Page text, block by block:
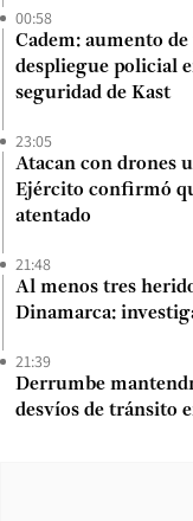
00:58
Cadem: aumento
despliegue policial
seguridad de Kast
23:05
Atacan con drones
Ejército confirmó
atentado
21:48
Al menos tres
Dinamarca:
21:39
Derrumbe
desvíos de tránsito